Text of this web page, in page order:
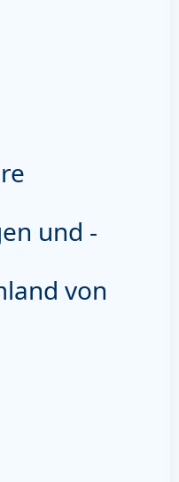
und -
von